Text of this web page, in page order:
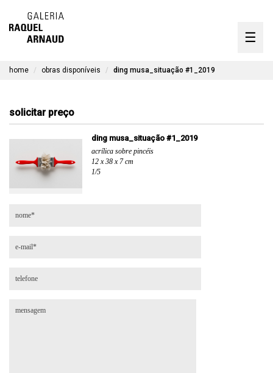
☰
timeline
contato
home obras disponíveis ding musa_situação #1_2019
solicitar preço
ding musa_situação #1_2019
acrílica sobre pincéis
12 x 38 x 7 cm
1/5